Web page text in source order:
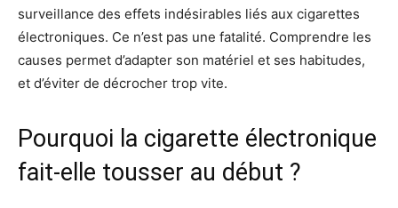
surveillance des effets indésirables liés aux cigarettes
électroniques. Ce n’est pas une fatalité. Comprendre les
causes permet d’adapter son matériel et ses habitudes,
et d’éviter de décrocher trop vite.
Pourquoi la cigarette électronique
fait-elle tousser au début ?